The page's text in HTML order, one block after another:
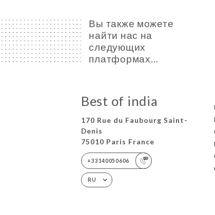
Вы также можете
найти нас на
следующих
платформах…
Best of india
170 Rue du Faubourg Saint-
Denis
75010 Paris France
+33140050606
RU